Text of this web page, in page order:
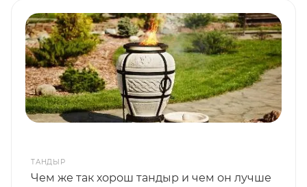
ТАНДЫР
Чем же так хорош тандыр и чем он лучше